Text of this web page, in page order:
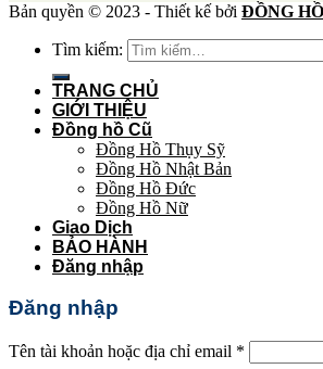
Bản quyền © 2023 - Thiết kế bởi ĐỒNG
Tìm kiếm:
TRANG CHỦ
GIỚI THIỆU
Đồng hồ Cũ
Đồng Hồ Thụy Sỹ
Đồng Hồ Nhật Bản
Đồng Hồ Đức
Đồng Hồ Nữ
Giao Dịch
BẢO HÀNH
Đăng nhập
Đăng nhập
Tên tài khoản hoặc địa chỉ email *